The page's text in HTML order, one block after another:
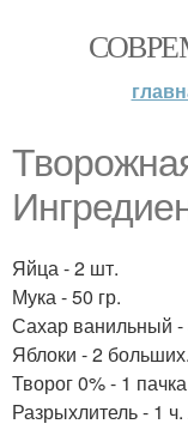
Яйца - 2 шт.
Мука - 50 гр.
Сахар ванильный -
Яблоки - 2 больших.
Творог 0% - 1
Разрыхлитель - 1 ч.